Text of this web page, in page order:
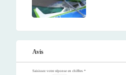
Avis
Saisissez votre réponse en chiffres *